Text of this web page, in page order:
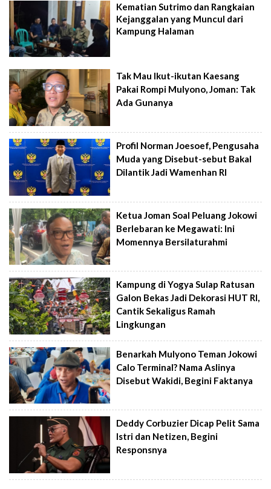
Kematian Sutrimo dan Rangkaian
Kejanggalan yang Muncul dari
Kampung Halaman
Tak Mau Ikut-ikutan Kaesang
Pakai Rompi Mulyono, Joman: Tak
Ada Gunanya
Profil Norman Joesoef, Pengusaha
Muda yang Disebut-sebut Bakal
Dilantik Jadi Wamenhan RI
Ketua Joman Soal Peluang Jokowi
Berlebaran ke Megawati: Ini
Momennya Bersilaturahmi
Kampung di Yogya Sulap Ratusan
Galon Bekas Jadi Dekorasi HUT RI,
Cantik Sekaligus Ramah
Lingkungan
Benarkah Mulyono Teman Jokowi
Calo Terminal? Nama Aslinya
Disebut Wakidi, Begini Faktanya
Deddy Corbuzier Dicap Pelit Sama
Istri dan Netizen, Begini
Responsnya